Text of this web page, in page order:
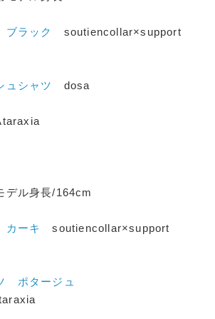
ラック
soutiencollar×support
ュシャツ dosa
デル身長/164cm
カーキ
soutiencollar×support
ポタージュ